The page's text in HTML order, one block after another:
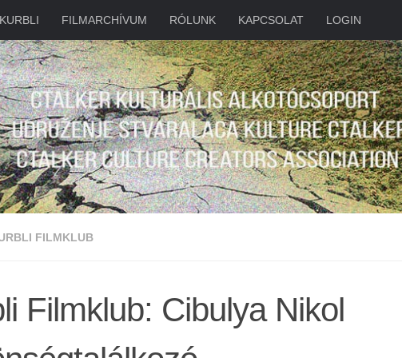
KURBLI FILMARCHÍVUM RÓLUNK KAPCSOLAT LOGIN
FILMKLUB
Filmklub: Cibulya Nikol